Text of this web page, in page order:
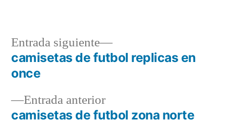
Navegación
entradas
Entrada anteriorEntrada
anterior:
camisetas de futbol zona norte
Entrada siguiente
Entrada
siguiente:
camisetas de futbol replicas en
once